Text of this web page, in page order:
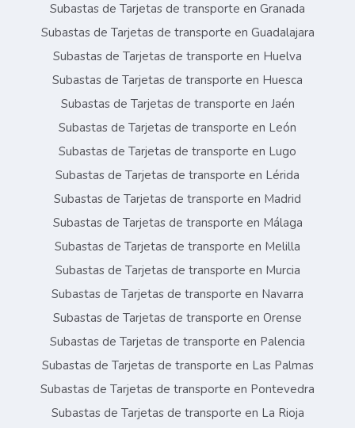
Subastas de Tarjetas de transporte en Granada
Subastas de Tarjetas de transporte en Guadalajara
Subastas de Tarjetas de transporte en Huelva
Subastas de Tarjetas de transporte en Huesca
Subastas de Tarjetas de transporte en Jaén
Subastas de Tarjetas de transporte en León
Subastas de Tarjetas de transporte en Lugo
Subastas de Tarjetas de transporte en Lérida
Subastas de Tarjetas de transporte en Madrid
Subastas de Tarjetas de transporte en Málaga
Subastas de Tarjetas de transporte en Melilla
Subastas de Tarjetas de transporte en Murcia
Subastas de Tarjetas de transporte en Navarra
Subastas de Tarjetas de transporte en Orense
Subastas de Tarjetas de transporte en Palencia
Subastas de Tarjetas de transporte en Las Palmas
Subastas de Tarjetas de transporte en Pontevedra
Subastas de Tarjetas de transporte en La Rioja